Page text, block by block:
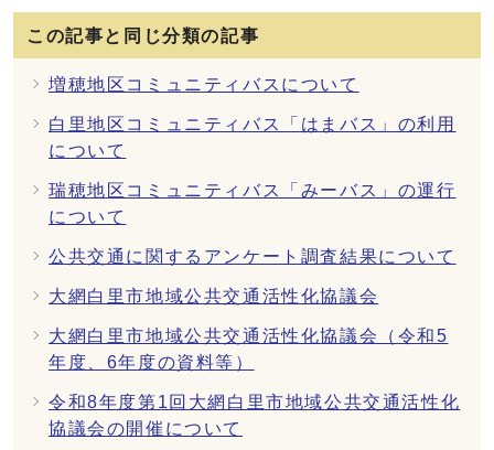
この記事と同じ分類の記事
増穂地区コミュニティバスについて
白里地区コミュニティバス「はまバス」の利用
について
瑞穂地区コミュニティバス「みーバス」の運行
について
公共交通に関するアンケート調査結果について
大網白里市地域公共交通活性化協議会
大網白里市地域公共交通活性化協議会（令和5
年度、6年度の資料等）
令和8年度第1回大網白里市地域公共交通活性化
協議会の開催について